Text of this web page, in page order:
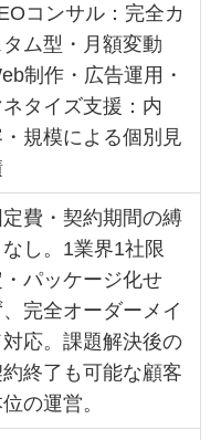
コンサル：完全カ
タム型・月額変動
制作・広告運用・
ネタイズ支援：内
規模による個別見
定費・契約期間の縛
なし。1業界1社限
・パッケージ化せ
完全オーダーメイ
対応。課題解決後の
終了も可能な顧客
の運営。